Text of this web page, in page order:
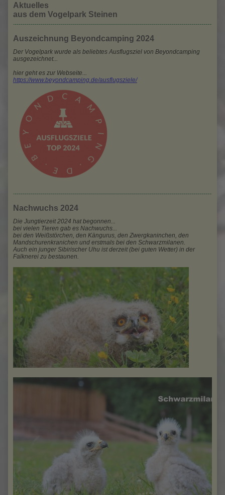
Aktuelles
aus dem Vogelpark Steinen
Auszeichnung Beyondcamping 2024
Der Vogelpark wurde als beliebtes Ausflugsziel von Beyondcamping
ausgezeichnet...
hier geht es zur Webseite...
https://www.beyondcamping.de/ausflugsziele/
Nachwuchs 2024
Die Jungtierzeit 2024 hat begonnen...
bei vielen Tieren gab es Nachwuchs...
bei den Weißstörchen, den Kängurus, den Zwergkaninchen, den
Mandschurenkranichen und erstmals bei den Schwarzmilanen.
Auch ein junger Sibirischer Uhu ist derzeit (bei guten Wetter) in der
Falknerei zu bestaunen.
Wassertretanlage